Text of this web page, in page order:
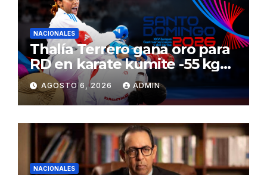
NACIONALES
Thalía Terrero gana oro para
RD en karate kumite -55 kg
en Santo Domingo 2026
AGOSTO 6, 2026 ADMIN
NACIONALES